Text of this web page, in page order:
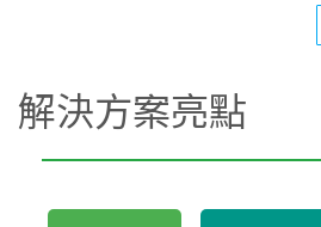
解決方案亮點